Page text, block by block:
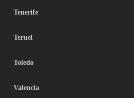
Tenerife
Teruel
Toledo
Valencia